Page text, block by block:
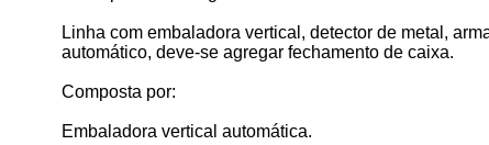
Linha com embaladora vertical, detector de metal,
automático, deve-se agregar fechamento de caixa.
Composta por:
Embaladora vertical automática.